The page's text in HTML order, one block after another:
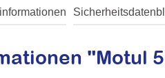
"Motul